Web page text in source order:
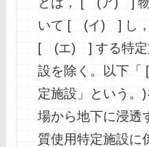
いて [ (イ) ] し
[ (エ) ] する特定
設を除く。以下
定施設」という。
場から地下に浸
質使用特定施設